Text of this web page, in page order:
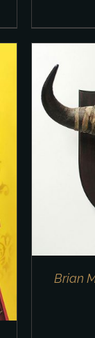
Brian
IN